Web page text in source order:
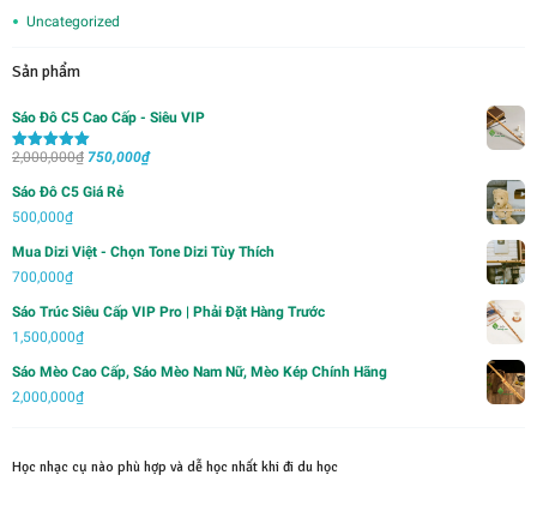
Uncategorized
Sản phẩm
Sáo Đô C5 Cao Cấp - Siêu VIP
Được xếp
sao
2,000,000₫ Giá
750,000₫Giá
750,000₫.
Sáo Đô C5 Giá Rẻ
500,000₫
Mua Dizi Việt - Chọn Tone Dizi Tùy Thích
700,000₫
Sáo Trúc Siêu Cấp VIP Pro | Phải Đặt Hàng Trước
1,500,000₫
Sáo Mèo Cao Cấp, Sáo Mèo Nam Nữ, Mèo Kép Chính Hãng
2,000,000₫
Học nhạc cụ nào phù hợp và dễ học nhất khi đi du học